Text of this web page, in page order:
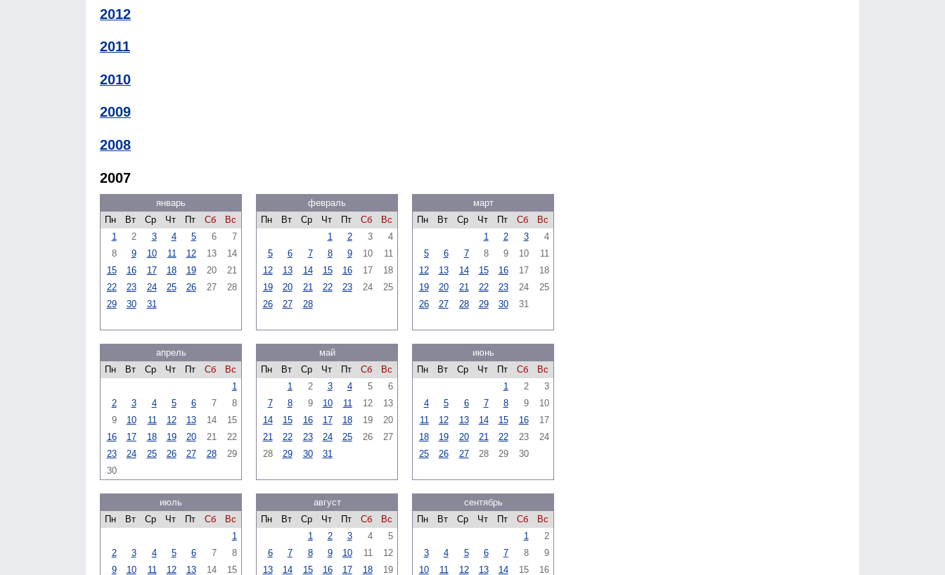
2012
2011
2010
2009
2008
2007
январь
Пн
Вт Ср Чт Пт Сб
Вс
1
2 3 4 5 6
7
8
9 10 11 12 13
14
15
16 17 18 19 20
21
22
23 24 25 26 27
28
29
30 31
февраль
Пн
Вт Ср Чт Пт Сб
Вс
1
2 3
4
5
6 7 8 9 10
11
12
13 14 15 16 17
18
19
20 21 22 23 24
25
26
27 28
март
Пн
Вт Ср Чт Пт Сб
Вс
1
2 3
4
5
6 7 8 9 10
11
12
13 14 15 16 17
18
19
20 21 22 23 24
25
26
27 28 29 30 31
апрель
Пн
Вт Ср Чт Пт Сб
Вс
1
2
3 4 5 6 7
8
9
10 11 12 13 14
15
16
17 18 19 20 21
22
23
24 25 26 27 28
29
30
май
Пн
Вт Ср Чт Пт Сб
Вс
1
2 3 4 5
6
7
8 9 10 11 12
13
14
15 16 17 18 19
20
21
22 23 24 25 26
27
28
29 30 31
июнь
Пн
Вт Ср Чт Пт Сб
Вс
1
2
3
4
5 6 7 8 9
10
11
12 13 14 15 16
17
18
19 20 21 22 23
24
25
26 27 28 29 30
июль
Пн
Вт Ср Чт Пт Сб
Вс
1
2
3 4 5 6 7
8
9
10 11 12 13 14 15
август
Пн
Вт Ср Чт Пт Сб
Вс
1
2 3 4
5
6
7 8 9 10 11
12
13
14 15 16 17 18 19
сентябрь
Пн
Вт Ср Чт Пт Сб
Вс
1
2
3
4 5 6 7 8
9
10
11 12 13 14 15 16